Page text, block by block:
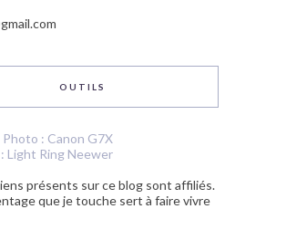
OUTILS
: Canon G7X
Light Ring Neewer
présents sur ce blog sont affiliés.
que je touche sert à faire vivre